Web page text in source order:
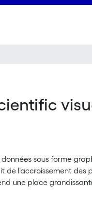
sous forme
de l'accroissement des
une place
: développer